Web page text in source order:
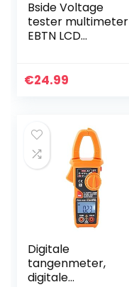
Bside Voltage
tester multimeter
EBTN LCD
tector met
€24.99
Digitale
tangenmeter,
digitale